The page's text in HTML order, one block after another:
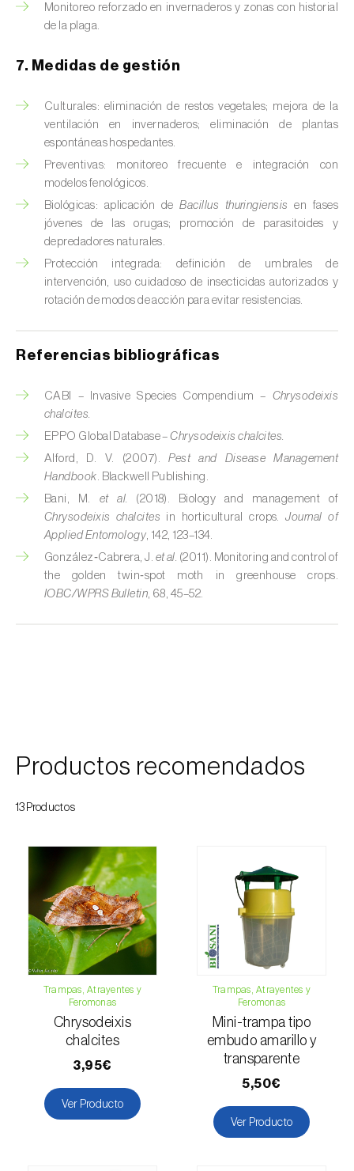
ficus)
halys)
Chinche verde (Nezara viridula )
Cicadas (Jacobiasca lybica, Scaphoideus
titanus e Empoasca spp.
Cigarra espumosa (Philaenus spumarius)
comstocki )
Cochinilla de los cítricos (Planococcus citri
Diaspidiotus) perniciosus)
Cochinilla obscura (Pseudococcus viburni)
Cochinilla roja de los cítricos (Aonidiella
aurantii
Cochinillas
Cogollero del maíz ( Spodoptera frugiperda)
Cogollero del tomate ( Keiferia lycopersicella)
Coleópteros de grandes dimensiones
suzukii)
orichalcea)
Escama harinosa (Pseudococcus
longispinus)
Escarabajo de la patata (
Leptinotarsa
decemlineata
Escarabajo de las ramas del nogal
Pityophthorus juglandis
Byturus spp.
Escarabajo descortezador grande del
alerce ( Ips cembrae
Popillia japonica)
Monitoreo reforzado en invernaderos y zonas con historial
de la plaga.
7. Medidas de gestión
Culturales: eliminación de restos vegetales; mejora de la
ventilación en invernaderos; eliminación de plantas
espontáneas hospedantes.
Preventivas: monitoreo frecuente e integración con
modelos fenológicos.
Biológicas: aplicación deBacillus thuringiensis en fases
jóvenes de las orugas; promoción de parasitoides y
depredadores naturales.
Protección integrada: definición de umbrales de
intervención, uso cuidadoso de insecticidas autorizados y
rotación de modos de acción para evitar resistencias.
Referencias bibliográficas
CABI – Invasive Species Compendium – Chrysodeixis
chalcites.
EPPO Global Database –Chrysodeixis chalcites.
Alford, D. V. (2007).Pest and Disease Management
Handbook . Blackwell Publishing.
Bani, M. et al.
(2018). Biology and management of
Chrysodeixis chalcites in horticultural crops.Journal of
Applied Entomology , 142, 123–134.
González‑Cabrera, J. et al. (2011). Monitoring and control of
the golden twin‑spot moth in greenhouse crops.
IOBC/WPRS Bulletin , 68, 45–52.
Productos recomendados
13Productos
Trampas, Atrayentes y
Feromonas
Chrysodeixis
chalcites
3,95€
Ver Producto
Trampas, Atrayentes y
Feromonas
Mini-trampa tipo
embudo amarillo y
transparente
5,50€
Ver Producto